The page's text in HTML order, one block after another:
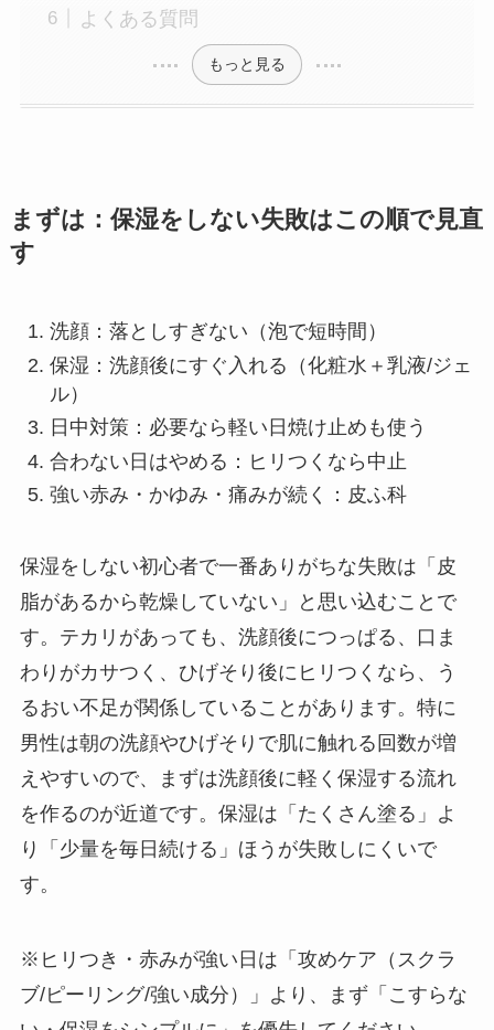
よくある質問
もっと見る
まずは：保湿をしない失敗はこの順で見直
す
洗顔：落としすぎない（泡で短時間）
保湿：洗顔後にすぐ入れる（化粧水＋乳液/ジェ
ル）
日中対策：必要なら軽い日焼け止めも使う
合わない日はやめる：ヒリつくなら中止
強い赤み・かゆみ・痛みが続く：皮ふ科
保湿をしない初心者で一番ありがちな失敗は「皮
脂があるから乾燥していない」と思い込むことで
す。テカリがあっても、洗顔後につっぱる、口ま
わりがカサつく、ひげそり後にヒリつくなら、う
るおい不足が関係していることがあります。特に
男性は朝の洗顔やひげそりで肌に触れる回数が増
えやすいので、まずは洗顔後に軽く保湿する流れ
を作るのが近道です。保湿は「たくさん塗る」よ
り「少量を毎日続ける」ほうが失敗しにくいで
す。
※ヒリつき・赤みが強い日は「攻めケア（スクラ
ブ/ピーリング/強い成分）」より、まず「こすらな